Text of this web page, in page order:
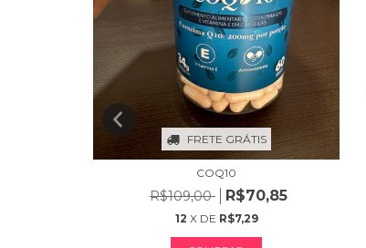
FRETE GRÁTIS
COQ10
R$109,00 R$70,85
12 X DE R$7,29